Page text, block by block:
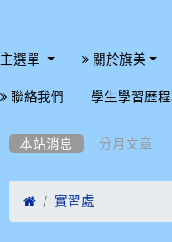
主選單 關於旗美
聯絡我們 學生學習歷
本站消息 分月文章
 實習處